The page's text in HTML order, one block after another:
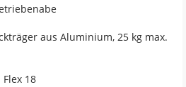
aus Aluminium, 25 kg max.
18